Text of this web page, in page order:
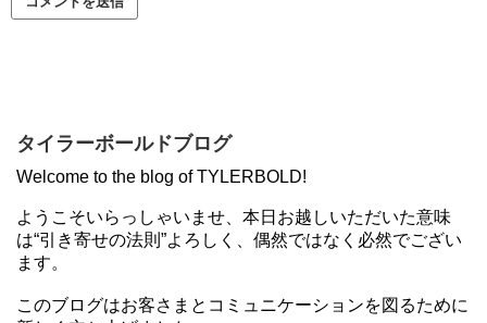
タイラーボールドブログ
Welcome to the blog of TYLERBOLD!
ようこそいらっしゃいませ、本日お越しいただいた意味
は“引き寄せの法則”よろしく、偶然ではなく必然でござい
ます。
このブログはお客さまとコミュニケーションを図るために